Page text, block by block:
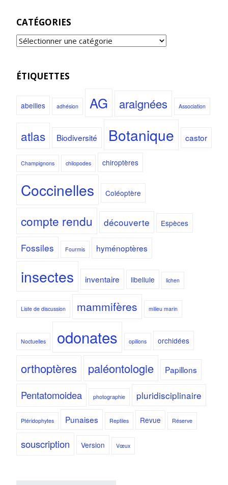
CATÉGORIES
ÉTIQUETTES
abeilles adhésion AG araignées Association
atlas Biodiversité Botanique castor
Champignons chilopodes chiroptères
Coccinelles Coléoptère
compte rendu découverte Espèces
Fossiles Fourmis hyménoptères
insectes inventaire libellule lichen
Liste de discussion mammifères milieu marin
Noctuelles odonates opilions orchidées
orthoptères paléontologie Papillons
Pentatomoidea photographie pluridisciplinaire
Ptéridophytes Punaises Reptiles Revue Réserve
souscription Version Vœux